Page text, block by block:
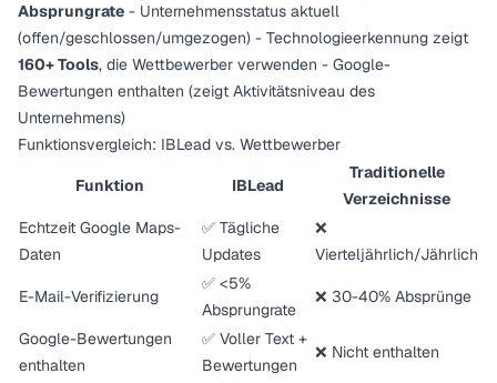
Absprungrate - Unternehmensstatus aktuell
(offen/geschlossen/umgezogen) - Technologieerkennung zeigt
160+ Tools, die Wettbewerber verwenden - Google-
Bewertungen enthalten (zeigt Aktivitätsniveau des
Unternehmens)
Funktionsvergleich: IBLead vs. Wettbewerber
Funktion IBLead
Traditionelle
Verzeichnisse
Echtzeit Google Maps-
Daten
✅ Tägliche
Updates
❌
Vierteljährlich/Jährlich
E-Mail-Verifizierung
✅ <5%
Absprungrate
❌ 30-40% Absprünge
Google-Bewertungen
enthalten
✅ Voller Text +
Bewertungen
❌ Nicht enthalten